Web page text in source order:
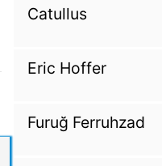
Catullus
Eric Hoffer
Furuğ Ferruhzad